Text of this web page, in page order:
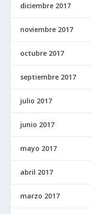
diciembre 2017
noviembre 2017
octubre 2017
septiembre 2017
julio 2017
junio 2017
mayo 2017
abril 2017
marzo 2017